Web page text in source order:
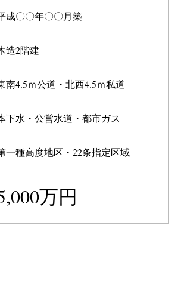
成〇〇年〇〇月築
造2階建
南4.5ｍ公道・北西4.5ｍ私道
下水・公営水道・都市ガス
一種高度地区・22条指定区域
万円